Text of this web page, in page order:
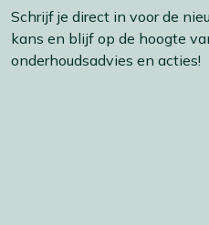
Schrijf je direct in voor de
kans en blijf op de hoogte
onderhoudsadvies en acties!